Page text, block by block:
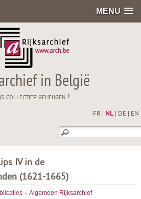
MENU
in België
collectief geheugen !
FR NL| DE EN
IV in de
(1621-1665)
- Algemeen Rijksarchief